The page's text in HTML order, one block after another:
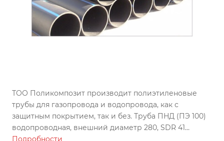
ТОО Поликомпозит производит полиэтиленовые
трубы для газопровода и водопровода, как с
защитным покрытием, так и без. Труба ПНД (ПЭ 100)
водопроводная, внешний диаметр 280, SDR 41
изготовлена по ГОСТу, может использоваться во всех
Подробности